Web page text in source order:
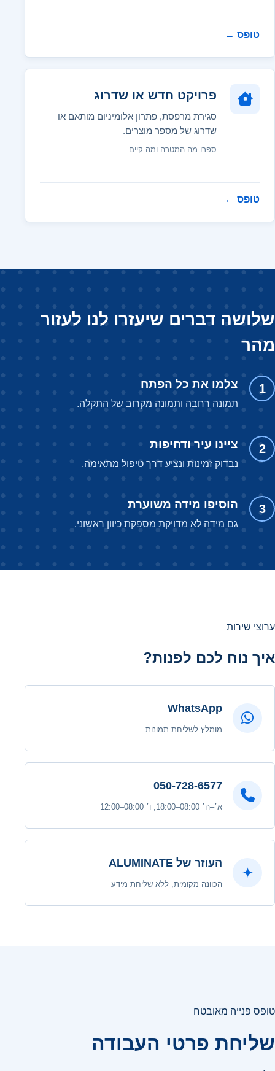
טופס ←
פרויקט חדש או שדרוג
סגירת מרפסת, פתרון אלומיניום מותאם או
שדרוג של מספר מוצרים.
ספרו מה המטרה ומה קיים
טופס ←
שלושה דברים שיעזרו לנו לעזור
מהר
1 צלמו את כל הפתח
תמונה רחבה ותמונה מקרוב של התקלה.
2 ציינו עיר ודחיפות
נבדוק זמינות ונציע דרך טיפול מתאימה.
3 הוסיפו מידה משוערת
גם מידה לא מדויקת מספקת כיוון ראשוני.
ערוצי שירות
איך נוח לכם לפנות?
WhatsApp
מומלץ לשליחת תמונות
050-728-6577
א׳–ה׳ 08:00–18:00, ו׳ 08:00–12:00
✦
העוזר של ALUMINATE
הכוונה מקומית, ללא שליחת מידע
טופס פנייה מאובטח
שליחת פרטי העבודה